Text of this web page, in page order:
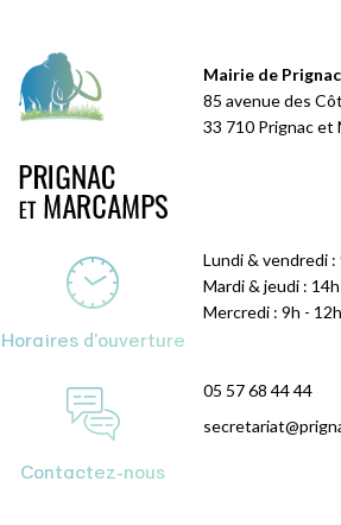
Mairie de
85 avenue des
33 710 Prignac et
Horaires d'ouverture
Lundi & vendredi
Mardi & jeudi :
Mercredi : 9h - 12h
Contactez-nous
05 57 68 44 44